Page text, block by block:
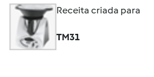
Receita criada para
TM31